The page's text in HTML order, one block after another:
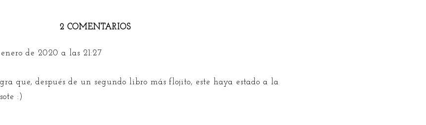
2 COMENTARIOS
enero de 2020 a las 21:27
que, después de un segundo libro más flojito, este haya estado a la
:)